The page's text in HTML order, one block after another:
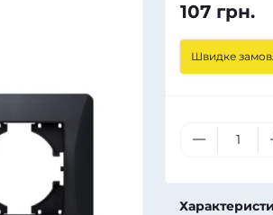
107 грн.
Швидке